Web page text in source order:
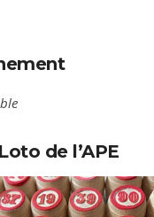
Loto de l’APE